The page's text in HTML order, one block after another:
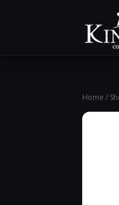
Home /